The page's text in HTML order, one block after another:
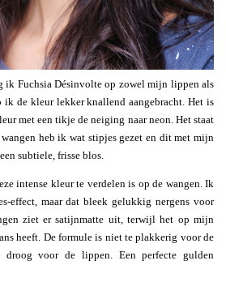
ik Fuchsia Désinvolte op zowel mijn lippen als
de kleur lekker knallend aangebracht. Het is
met een tikje de neiging naar neon. Het staat
heb ik wat stipjes gezet en dit met mijn
subtiele, frisse blos.
intense kleur te verdelen is op de wangen. Ik
effect, maar dat bleek gelukkig nergens voor
ziet er satijnmatte uit, terwijl het op mijn
heeft. De formule is niet te plakkerig voor de
voor de lippen. Een perfecte gulden